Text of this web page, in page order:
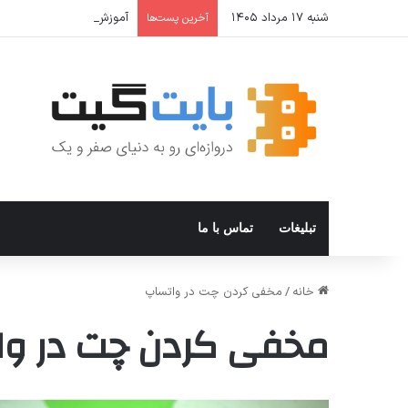
شنبه ۱۷ مرداد ۱۴۰۵ آخرین پست‌ها آموزش جامع Cron Job در Hermes Agent؛ قابلیت زمان‌بندی خودکار وظایف
تبلیغات تماس با ما
خانه / مخفی کردن چت در واتساپ
مخفی کردن چت در